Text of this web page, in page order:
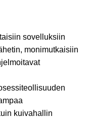
sovelluksiin
monimutkaisiin
kuivahallin